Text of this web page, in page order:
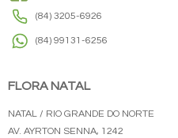
(84) 3205-6926
(84) 99131-6256
FLORA NATAL
NATAL / RIO GRANDE DO NORTE
AV. AYRTON SENNA, 1242